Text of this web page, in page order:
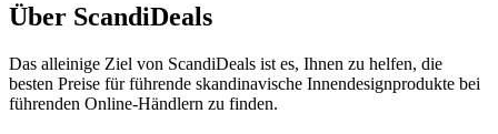
Über ScandiDeals
Das alleinige Ziel von ScandiDeals ist es, Ihnen zu helfen, die
besten Preise für führende skandinavische Innendesignprodukte bei
führenden Online-Händlern zu finden.